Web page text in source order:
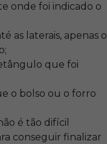
onde foi indicado o
as laterais, apenas o
que foi
o bolso ou o forro
é tão difícil
conseguir finalizar